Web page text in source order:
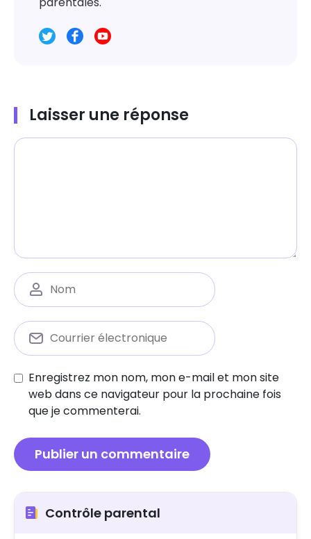
Laisser une réponse
Enregistrez mon nom, mon e-mail et mon site
web dans ce navigateur pour la prochaine fois
que je commenterai.
Contrôle parental